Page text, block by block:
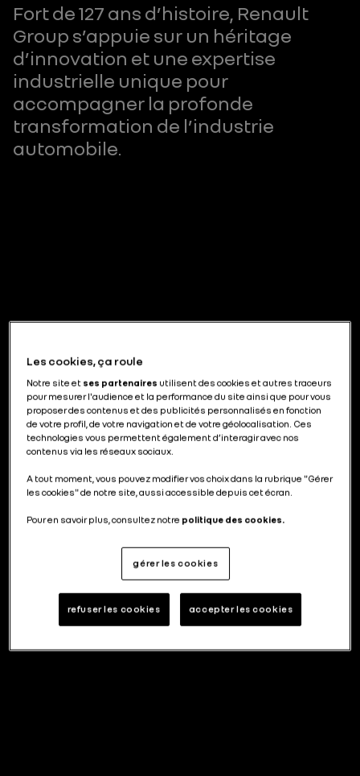
Fort de 127 ans d’histoire, Renault
Group s’appuie sur un héritage
d’innovation et une expertise
industrielle unique pour
accompagner la profonde
transformation de l’industrie
automobile.
Les cookies, ça roule
Notre site et ses partenaires utilisent des cookies et autres traceurs
pour mesurer l'audience et la performance du site ainsi que pour vous
proposer des contenus et des publicités personnalisés en fonction
de votre profil, de votre navigation et de votre géolocalisation. Ces
technologies vous permettent également d’interagir avec nos
contenus via les réseaux sociaux.
A tout moment, vous pouvez modifier vos choix dans la rubrique "Gérer
les cookies" de notre site, aussi accessible depuis cet écran.
Pour en savoir plus, consultez notre politique des cookies.
gérer les cookies
refuser les cookies accepter les cookies